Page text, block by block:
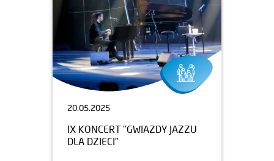
20.05.2025
IX KONCERT "GWIAZDY JAZZU
DLA DZIECI"